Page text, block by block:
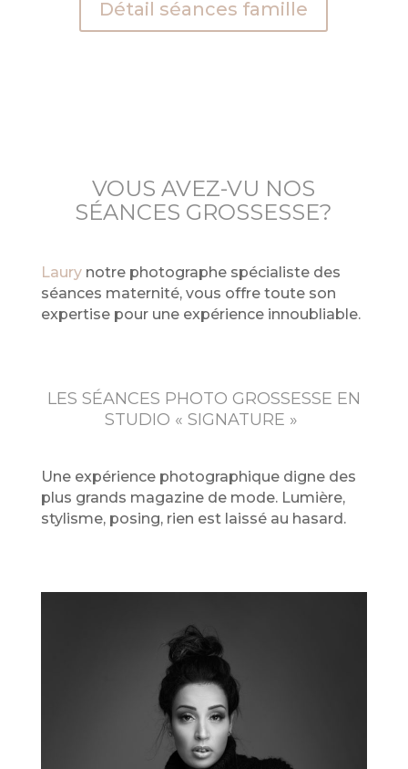
Détail séances famille
VOUS AVEZ-VU NOS
SÉANCES GROSSESSE?
Laurynotre photographe spécialiste des
séances maternité, vous offre toute son
expertise pour une expérience innoubliable.
LES SÉANCES PHOTO GROSSESSE EN
STUDIO « SIGNATURE »
Une expérience photographique digne des
plus grands magazine de mode. Lumière,
stylisme, posing, rien est laissé au hasard.